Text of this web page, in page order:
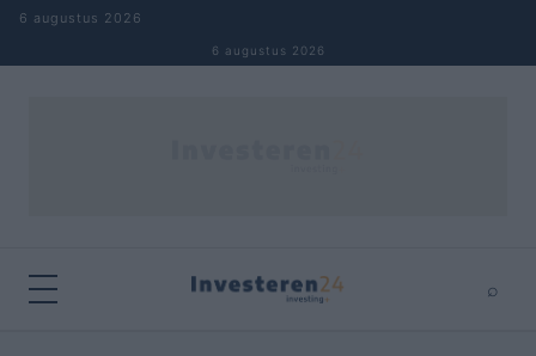
Naar inhoud springen
6 augustus 2026
6 augustus 2026
⌕